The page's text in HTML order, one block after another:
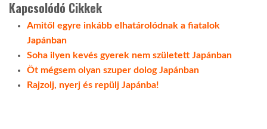
Kapcsolódó Cikkek
Amitől egyre inkább elhatárolódnak a fiatalok
Japánban
Soha ilyen kevés gyerek nem született Japánban
Öt mégsem olyan szuper dolog Japánban
Rajzolj, nyerj és repülj Japánba!